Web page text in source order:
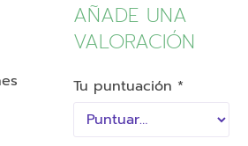
AÑADE UNA
VALORACIÓN
Tu puntuación *